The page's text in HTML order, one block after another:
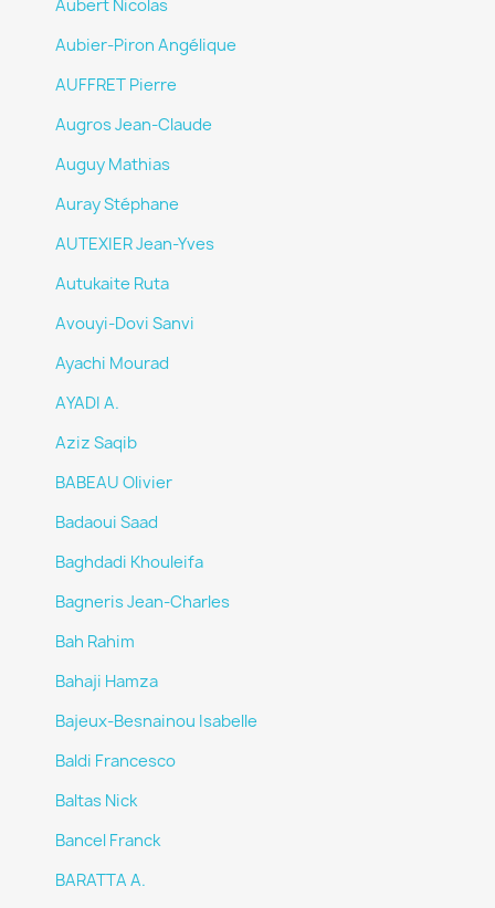
Aubert Nicolas
Aubier-Piron Angélique
AUFFRET Pierre
Augros Jean-Claude
Auguy Mathias
Auray Stéphane
AUTEXIER Jean-Yves
Autukaite Ruta
Avouyi-Dovi Sanvi
Ayachi Mourad
AYADI A.
Aziz Saqib
BABEAU Olivier
Badaoui Saad
Baghdadi Khouleifa
Bagneris Jean-Charles
Bah Rahim
Bahaji Hamza
Bajeux-Besnainou Isabelle
Baldi Francesco
Baltas Nick
Bancel Franck
BARATTA A.